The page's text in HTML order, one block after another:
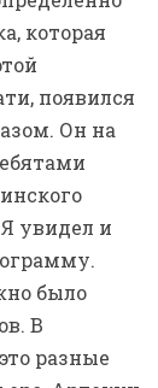
разные
Арлекин,
песни
линии.
диско-
не
вы